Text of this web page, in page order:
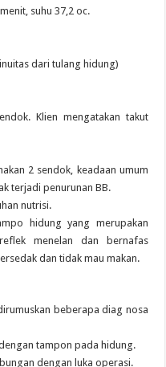
suhu 37,2 oc.
dari tulang hidung)
Klien mengatakan takut
2 sendok, keadaan umum
terjadi penurunan BB.
nutrisi.
hidung yang merupakan
menelan dan bernafas
dan tidak mau makan.
beberapa diag nosa
tampon pada hidung.
dengan luka operasi.